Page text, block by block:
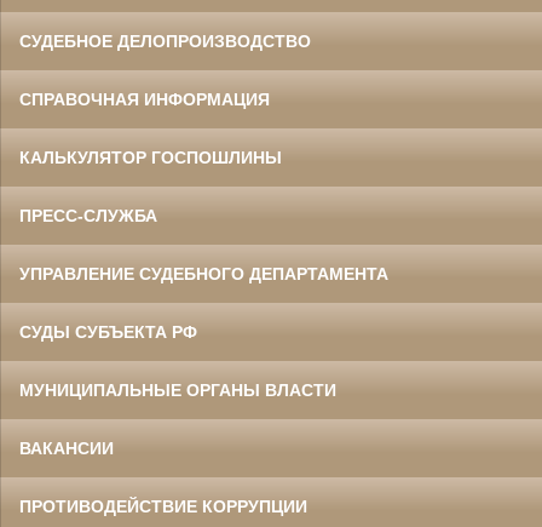
СУДЕБНОЕ ДЕЛОПРОИЗВОДСТВО
СПРАВОЧНАЯ ИНФОРМАЦИЯ
КАЛЬКУЛЯТОР ГОСПОШЛИНЫ
ПРЕСС-СЛУЖБА
УПРАВЛЕНИЕ СУДЕБНОГО ДЕПАРТАМЕНТА
СУДЫ СУБЪЕКТА РФ
МУНИЦИПАЛЬНЫЕ ОРГАНЫ ВЛАСТИ
ВАКАНСИИ
ПРОТИВОДЕЙСТВИЕ КОРРУПЦИИ